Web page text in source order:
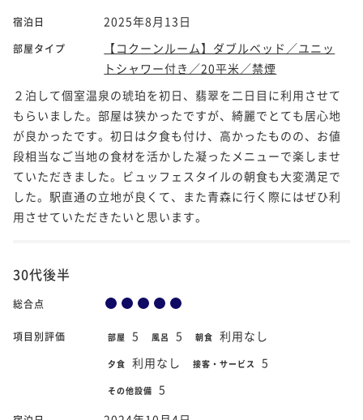
宿泊日 2025年8月13日
部屋タイプ
【コクーンルーム】ダブルベッド／ユニッ
トシャワー付き／20平米／禁煙
２泊して個室温泉の琥珀を初日、翡翠を二日目に利用させて
もらいました。部屋は狭かったですが、綺麗でとても居心地
が良かったです。初日は夕食も付け、高かったものの、お値
段相当なご当地の食材を活かした凝ったメニューで楽しませ
ていただきました。ビュッフェスタイルの朝食も大変満足で
した。駅直通の立地が良くて、また青森に行く際にはぜひ利
用させていただきたいと思います。
30代後半
総合点
項目別評価 部屋 5 風呂 5 朝食 利用なし
夕食 利用なし 接客・サービス 5
その他設備 5